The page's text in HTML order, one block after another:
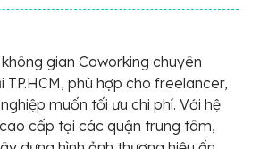
gian Coworking chuyên
TP.HCM, phù hợp cho freelancer,
muốn tối ưu chi phí. Với hệ
cấp tại các quận trung tâm,